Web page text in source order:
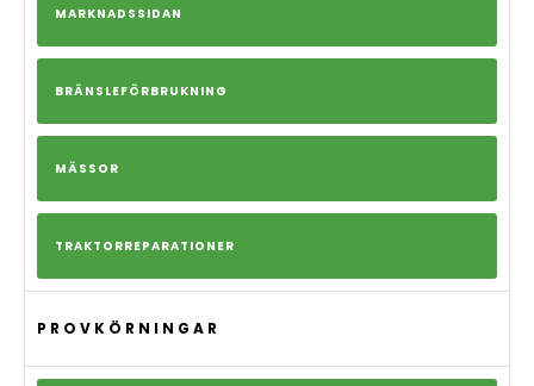
MARKNADSSIDAN
BRÄNSLEFÖRBRUKNING
MÄSSOR
TRAKTORREPARATIONER
PROVKÖRNINGAR